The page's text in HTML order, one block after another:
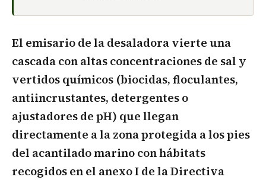
El emisario de la desaladora vierte una
cascada con altas concentraciones de sal y
vertidos químicos (biocidas, floculantes,
antiincrustantes, detergentes o
ajustadores de pH) que llegan
directamente a la zona protegida a los pies
del acantilado marino con hábitats
recogidos en el anexo I de la Directiva